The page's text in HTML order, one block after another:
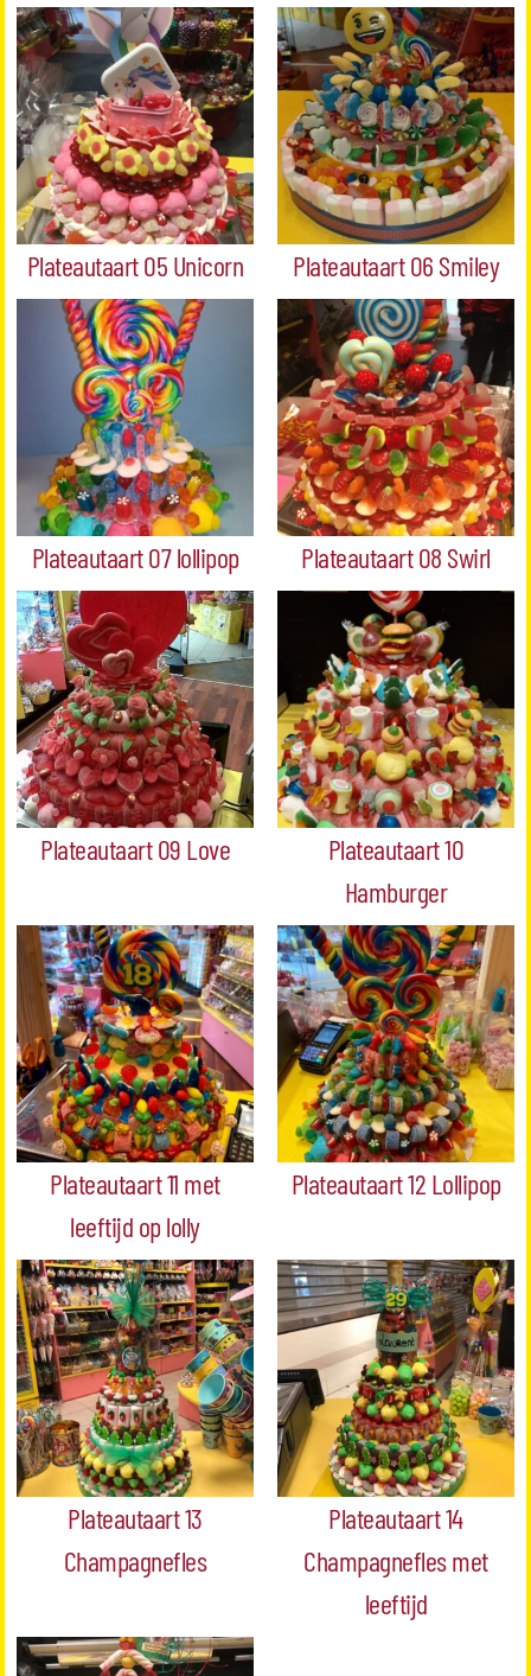
Plateautaart 05 Unicorn Plateautaart 06 Smiley
Plateautaart 07 lollipop Plateautaart 08 Swirl
Plateautaart 09 Love
Plateautaart 10
Hamburger
Plateautaart 11 met
leeftijd op lolly
Plateautaart 12 Lollipop
Plateautaart 13
Champagnefles
Plateautaart 14
Champagnefles met
leeftijd